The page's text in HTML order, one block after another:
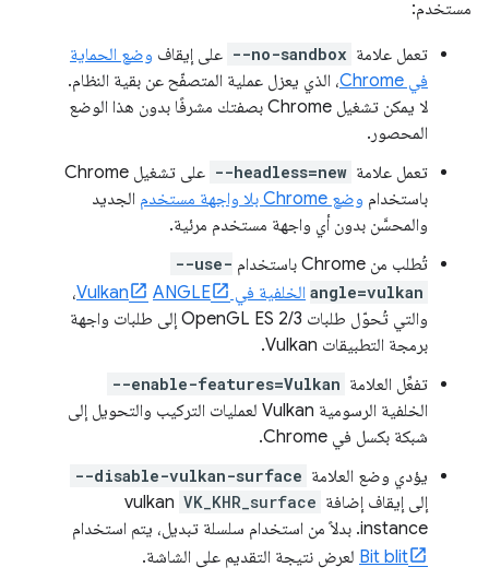
مستخدم:
تعمل علامة --no-sandbox على إيقاف وضع الحماية
في Chrome
، الذي يعزل عملية المتصفّح عن بقية النظام.
لا يمكن تشغيل Chrome بصفتك مشرفًا بدون هذا الوضع
المحصور.
تعمل علامة --headless=new
على تشغيل Chrome
باستخدام وضع Chrome بلا واجهة مستخدم
الجديد
والمحسَّن بدون أي واجهة مستخدم مرئية.
تُطلب من Chrome باستخدام
--use-
angle=vulkan الخلفية في Vulkan ANGLE
،
والتي تُحوّل طلبات OpenGL ES 2/3 إلى طلبات واجهة
برمجة التطبيقات Vulkan.
تفعِّل العلامة --enable-features=Vulkan
الخلفية الرسومية Vulkan لعمليات التركيب والتحويل إلى
شبكة بكسل في Chrome.
يؤدي وضع العلامة --disable-vulkan-surface
إلى إيقاف إضافة VK_KHR_surface
vulkan
instance. بدلاً من استخدام سلسلة تبديل، يتم استخدام
Bit blit لعرض نتيجة التقديم على الشاشة.